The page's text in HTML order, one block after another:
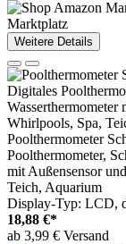
Marktplatz
Weitere Details
Poolthermometer
Poolthermometer,
mit Außensensor
Teich, Aquarium
Display-Typ: LCD,
18,88 €*
ab 3,99 € Versand